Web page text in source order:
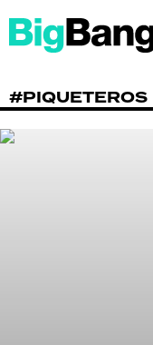
#PIQUETEROS
SHOW
POLÍTICA